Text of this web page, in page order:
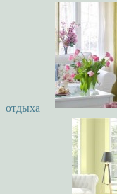
отдыха